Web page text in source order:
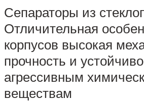
Сепараторы из
Отличительная
корпусов высокая
прочность и
агрессивным
веществам